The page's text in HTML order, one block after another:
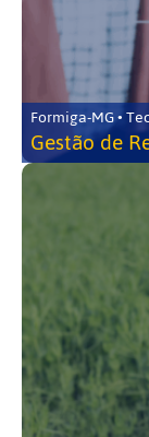
Formiga-MG •
Gestão de